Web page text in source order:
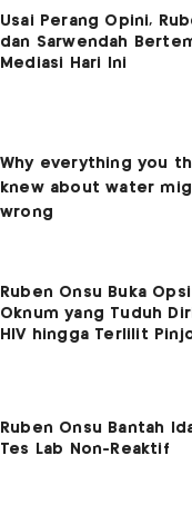
Usai Perang Opini,
dan Sarwendah
Mediasi Hari Ini
Ruben Onsu Buka
Oknum yang Tuduh
HIV hingga Terlilit
Ruben Onsu Bantah
Tes Lab Non-Reaktif